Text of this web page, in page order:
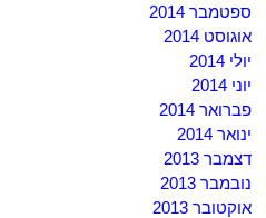
ספטמבר 2014
אוגוסט 2014
יולי 2014
יוני 2014
פברואר 2014
ינואר 2014
דצמבר 2013
נובמבר 2013
אוקטובר 2013